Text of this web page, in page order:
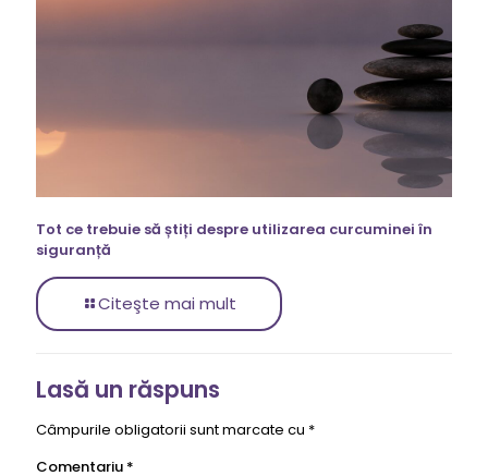
Tot ce trebuie să știți despre utilizarea curcuminei în
siguranță
Citeşte mai mult
Lasă un răspuns
Câmpurile obligatorii sunt marcate cu *
Comentariu *